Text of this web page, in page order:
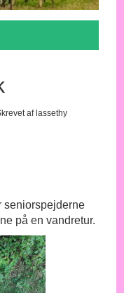
af lassethy
seniorspejderne
på en vandretur.